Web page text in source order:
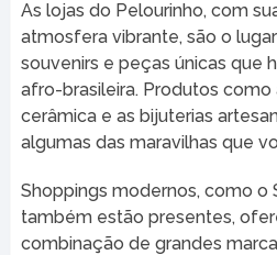
As lojas do Pelourinho, com
atmosfera vibrante, são o
souvenirs e peças únicas que
afro-brasileira. Produtos como
cerâmica e as bijuterias
algumas das maravilhas que
Shoppings modernos, como o
também estão presentes,
combinação de grandes